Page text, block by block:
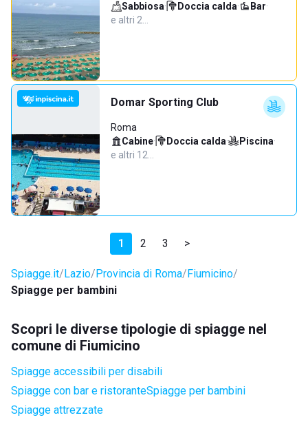
Sabbiosa· Doccia calda· Bar·
e altri 2…
Domar Sporting Club
Roma
Cabine· Doccia calda· Piscina·
e altri 12…
1 2 3 >
Spiagge.it Lazio Provincia di Roma Fiumicino
Spiagge per bambini
Scopri le diverse tipologie di spiagge nel
comune di Fiumicino
Spiagge accessibili per disabili
Spiagge con bar e ristoranteSpiagge per bambini
Spiagge attrezzate